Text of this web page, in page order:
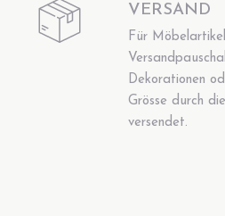
VERSAND
Für
Dekorationen
Grösse durch
versendet.